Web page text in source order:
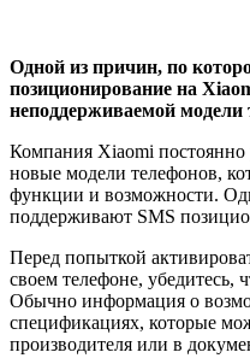
Одной из причин, по
позиционирование на
неподдерживаемой модели
Компания Xiaomi постоянно
новые модели телефонов,
функции и возможности.
поддерживают SMS
Перед попыткой
своем телефоне, убедитесь,
Обычно информация о
спецификациях, которые
производителя или в